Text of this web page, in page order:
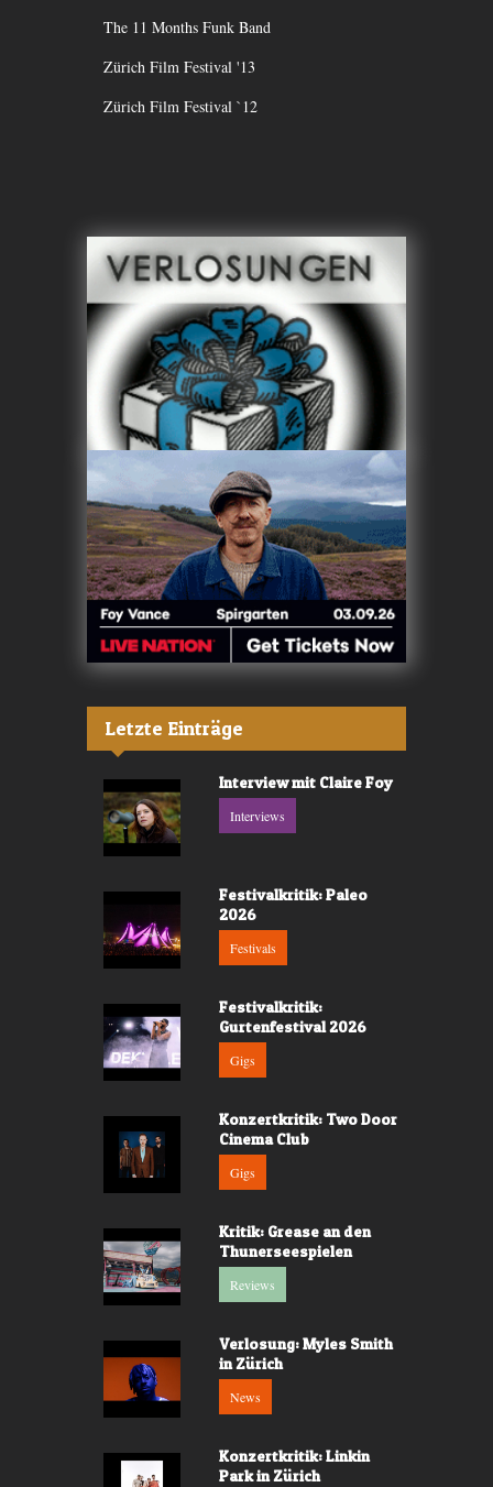
The 11 Months Funk Band
Zürich Film Festival '13
Zürich Film Festival `12
Letzte Einträge
Interview mit Claire Foy
Interviews
Festivalkritik: Paleo
2026
Festivals
Festivalkritik:
Gurtenfestival 2026
Gigs
Konzertkritik: Two Door
Cinema Club
Gigs
Kritik: Grease an den
Thunerseespielen
Reviews
Verlosung: Myles Smith
in Zürich
News
Konzertkritik: Linkin
Park in Zürich